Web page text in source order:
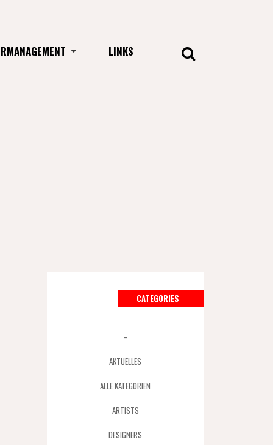
LINKS
CATEGORIES
–
AKTUELLES
ALLE KATEGORIEN
ARTISTS
DESIGNERS